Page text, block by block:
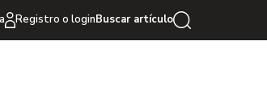
Registro o loginBuscar artículo